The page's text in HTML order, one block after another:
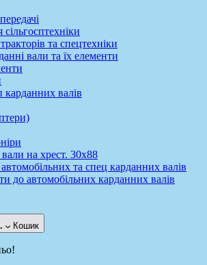
та спецтехніки
вали та їх елементи
карданних валів
на хрест. 30x88
та спец карданних валів
до автомобільних карданних валів
Кошик